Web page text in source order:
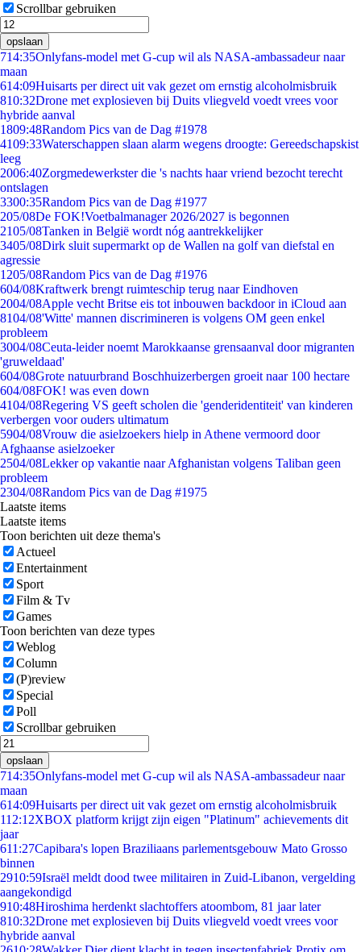
Scrollbar gebruiken
opslaan
714:35Onlyfans-model met G-cup wil als NASA-ambassadeur naar
maan
614:09Huisarts per direct uit vak gezet om ernstig alcoholmisbruik
810:32Drone met explosieven bij Duits vliegveld voedt vrees voor
hybride aanval
1809:48Random Pics van de Dag #1978
4109:33Waterschappen slaan alarm wegens droogte: Gereedschapskist
leeg
2006:40Zorgmedewerkster die 's nachts haar vriend bezocht terecht
ontslagen
3300:35Random Pics van de Dag #1977
205/08De FOK!Voetbalmanager 2026/2027 is begonnen
2105/08Tanken in België wordt nóg aantrekkelijker
3405/08Dirk sluit supermarkt op de Wallen na golf van diefstal en
agressie
1205/08Random Pics van de Dag #1976
604/08Kraftwerk brengt ruimteschip terug naar Eindhoven
2004/08Apple vecht Britse eis tot inbouwen backdoor in iCloud aan
8104/08'Witte' mannen discrimineren is volgens OM geen enkel
probleem
3004/08Ceuta-leider noemt Marokkaanse grensaanval door migranten
'gruweldaad'
604/08Grote natuurbrand Boschhuizerbergen groeit naar 100 hectare
604/08FOK! was even down
4104/08Regering VS geeft scholen die 'genderidentiteit' van kinderen
verbergen voor ouders ultimatum
5904/08Vrouw die asielzoekers hielp in Athene vermoord door
Afghaanse asielzoeker
2504/08Lekker op vakantie naar Afghanistan volgens Taliban geen
probleem
2304/08Random Pics van de Dag #1975
Laatste items
Laatste items
Toon berichten uit deze thema's
Actueel
Entertainment
Sport
Film & Tv
Games
Toon berichten van deze types
Weblog
Column
(P)review
Special
Poll
Scrollbar gebruiken
opslaan
714:35Onlyfans-model met G-cup wil als NASA-ambassadeur naar
maan
614:09Huisarts per direct uit vak gezet om ernstig alcoholmisbruik
112:12XBOX platform krijgt zijn eigen "Platinum" achievements dit
jaar
611:27Capibara's lopen Braziliaans parlementsgebouw Mato Grosso
binnen
2910:59Israël meldt dood twee militairen in Zuid-Libanon, vergelding
aangekondigd
910:48Hiroshima herdenkt slachtoffers atoombom, 81 jaar later
810:32Drone met explosieven bij Duits vliegveld voedt vrees voor
hybride aanval